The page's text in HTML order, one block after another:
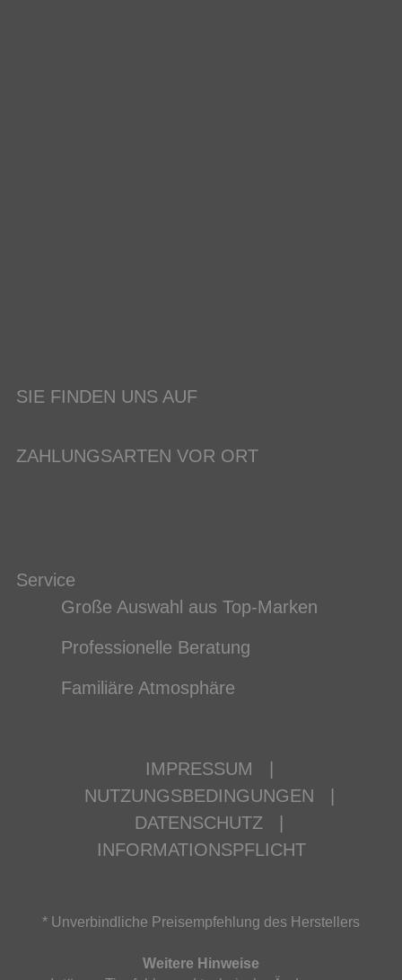
SIE FINDEN UNS AUF
ZAHLUNGSARTEN VOR ORT
Service
Große Auswahl aus Top-Marken
Professionelle Beratung
Familiäre Atmosphäre
IMPRESSUM
NUTZUNGSBEDINGUNGEN
DATENSCHUTZ
INFORMATIONSPFLICHT
* Unverbindliche Preisempfehlung des Herstellers
Weitere Hinweise